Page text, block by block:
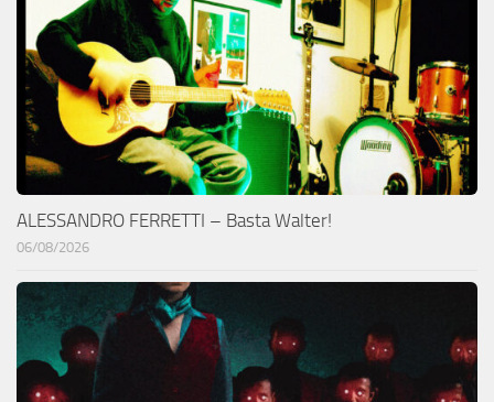
ALESSANDRO FERRETTI – Basta Walter!
06/08/2026